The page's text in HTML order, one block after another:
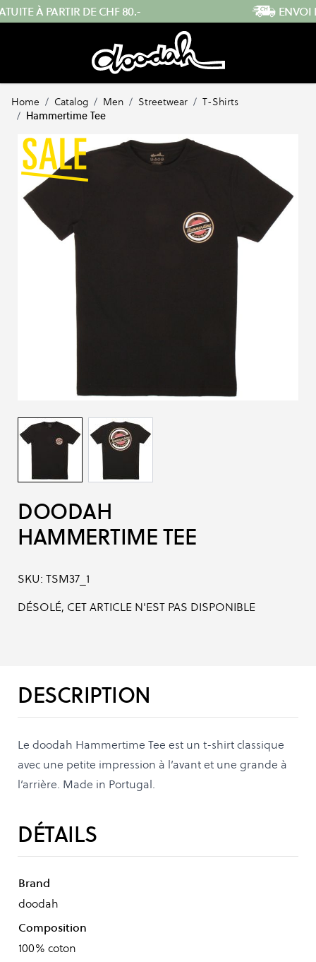
Skip to Content ENVOI RAPIDE DEPUIS LA SUISSE
Home / Catalog / Men / Streetwear / T-Shirts
/ Hammertime Tee
DOODAH
HAMMERTIME TEE
SKU: TSM37_1
DÉSOLÉ, CET ARTICLE N'EST PAS DISPONIBLE
DESCRIPTION
Le doodah Hammertime Tee est un t-shirt classique
avec une petite impression à l’avant et une grande à
l’arrière. Made in Portugal.
DÉTAILS
Brand
doodah
Composition
100% coton